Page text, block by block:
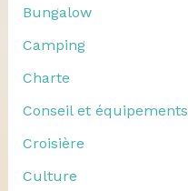
Bungalow
Camping
Charte
Conseil et équipements
Croisière
Culture